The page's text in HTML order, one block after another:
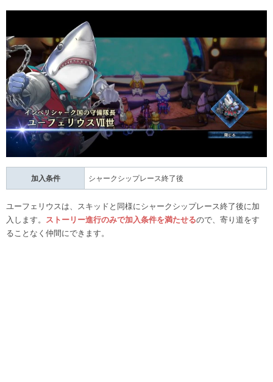
加入条件 シャークシップレース終了後
ユーフェリウスは、スキッドと同様にシャークシップレース終了後に加
入します。 ストーリー進行のみで加入条件を満たせるので、寄り道をす
ることなく仲間にできます。